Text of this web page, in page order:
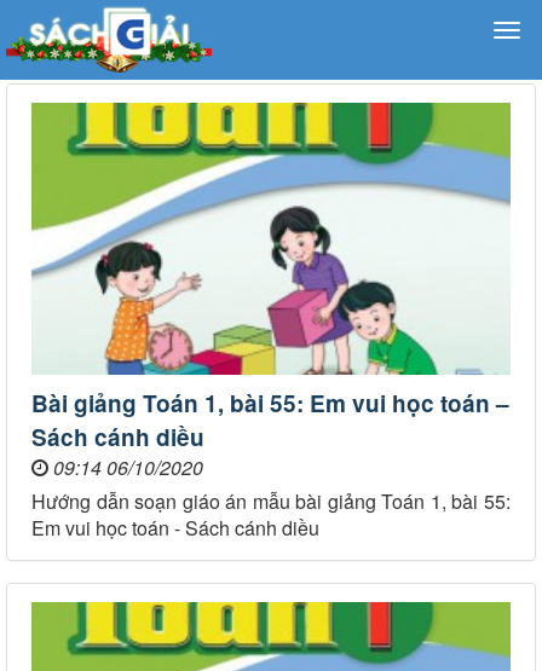
Bài giảng Toán 1, bài 55: Em vui học toán –
Sách cánh diều
09:14 06/10/2020
Hướng dẫn soạn giáo án mẫu bài giảng Toán 1, bài 55:
Em vui học toán - Sách cánh diều